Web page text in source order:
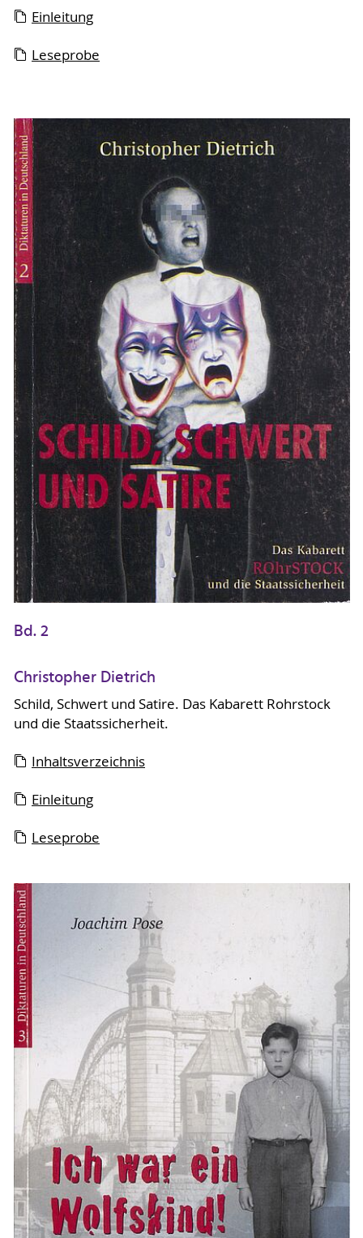
Einleitung
Leseprobe
Bd. 2
Christopher Dietrich
Schild, Schwert und Satire. Das Kabarett Rohrstock
und die Staatssicherheit.
Inhaltsverzeichnis
Einleitung
Leseprobe